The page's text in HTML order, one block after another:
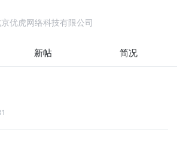
优虎网络科技有限公司
新帖 简况